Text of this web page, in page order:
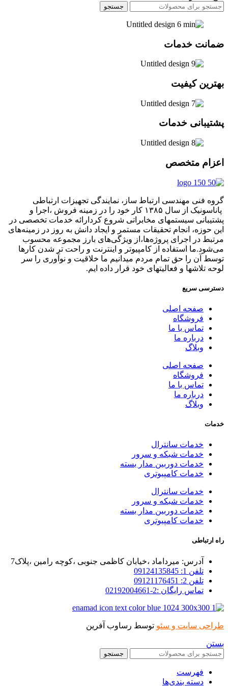
جستجو
ضمانت خدمات
بهترین کیفیت
پشتیبانی خدمات
اعزام متخصص
گروه فنی مهندسی ارتباط ساز، نمایندگی تجهیزات ارتباطی
پاناسونیک از سال ۱۳۸۵ کار خود را در زمینه فروش ،اجرا و
پشتیبانی سیستمهای مخابراتی شروع کردارائه خدمات تخصصی در
این حوزه، انجام تحقیقات مستمر و ایجاد دانش به‌ روز در زمینه‌های
مرتبط در اجرای پروژه‌ها،از ویژگی‌های بارز مجموعه محسوب
می‌شود.ما استفاده از کامپیوتر و اینترنت و راحت تر شدن کارها
توسط آن را حق تمام مردم میدانیم ما خلاقیت و نوآوری را سر
لوحه تلاشها و فعالیتهای خود قرار داده ایم.
دسترسی سریع
صفحه اصلی
فروشگاه
تماس با ما
درباره ما
وبلاگ
صفحه اصلی
فروشگاه
تماس با ما
درباره ما
وبلاگ
خدمات
خدمات سانترال
خدمات شبکه و سرور
خدمات دوربین مدار بسته
خدمات کامپیوتری
خدمات سانترال
خدمات شبکه و سرور
خدمات دوربین مدار بسته
خدمات کامپیوتری
راه ارتباطی
آدرس: میرداماد ،خیابان کاظمی جنوبی ،کوچه رامین ،پلاک7
تلفن 1: 09124135845
تلفن 2: 09121176451
تماس رایگان :2-02192004661
طراحی سایت و سئو توسط رساوب آفرین
بستن
جستجو
فهرست
دسته بندی‌ها